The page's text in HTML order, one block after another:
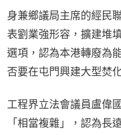
身兼鄉議局主席的經民
表劉業強形容，擴建堆
選項，認為本港轉廢為
否要在屯門興建大型焚
工程界立法會議員盧偉
「相當複雜」，認為長